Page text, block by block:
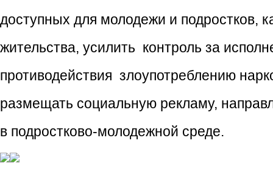
доступных для молодежи и подростков,
жительства, усилить контроль за
противодействия злоупотреблению
размещать социальную рекламу,
в подростково-молодежной среде.